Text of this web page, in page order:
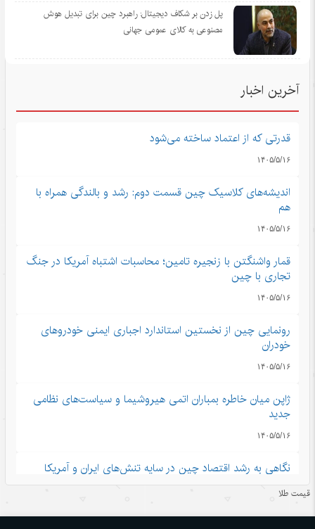
پل زدن بر شکاف دیجیتال: راهبرد چین برای تبدیل هوش
مصنوعی به کالای عمومی جهانی
آخرین اخبار
قدرتی که از اعتماد ساخته می‌شود
۱۴۰۵/۵/۱۶
اندیشه‌های کلاسیک چین قسمت دوم: رشد و بالندگی همراه با
هم
۱۴۰۵/۵/۱۶
قمار واشنگتن با زنجیره تامین؛ محاسبات اشتباه آمریکا در جنگ
تجاری با چین
۱۴۰۵/۵/۱۶
رونمایی چین از نخستین استاندارد اجباری ایمنی خودروهای
خودران
۱۴۰۵/۵/۱۶
ژاپن میان خاطره بمباران اتمی هیروشیما و سیاست‌های نظامی
جدید
۱۴۰۵/۵/۱۶
نگاهی به رشد اقتصاد چین در سایه تنش‌های ایران و آمریکا
۱۴۰۵/۵/۱۶
چتر امنیتی آمریکا دیگر کارآمد نیست؛ چرخش کشورهای خلیج
قیمت طلا